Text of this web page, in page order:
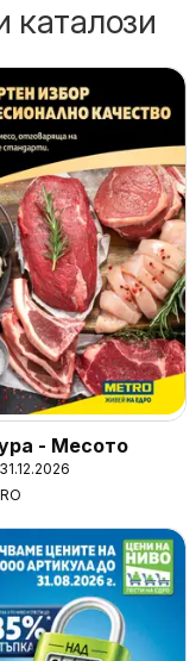
каталози
- Месото